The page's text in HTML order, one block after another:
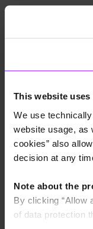
This website uses
We use
website usage, as
cookies” also
decision at any
Note about the
By clicking “Allow
of data protection